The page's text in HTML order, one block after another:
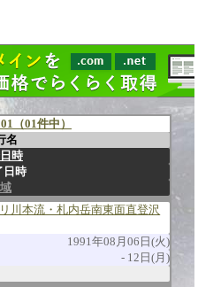
（01件中）
名
時
時
川本流・札内岳南東面直登沢
1991年08月06日(火)
12日(月)